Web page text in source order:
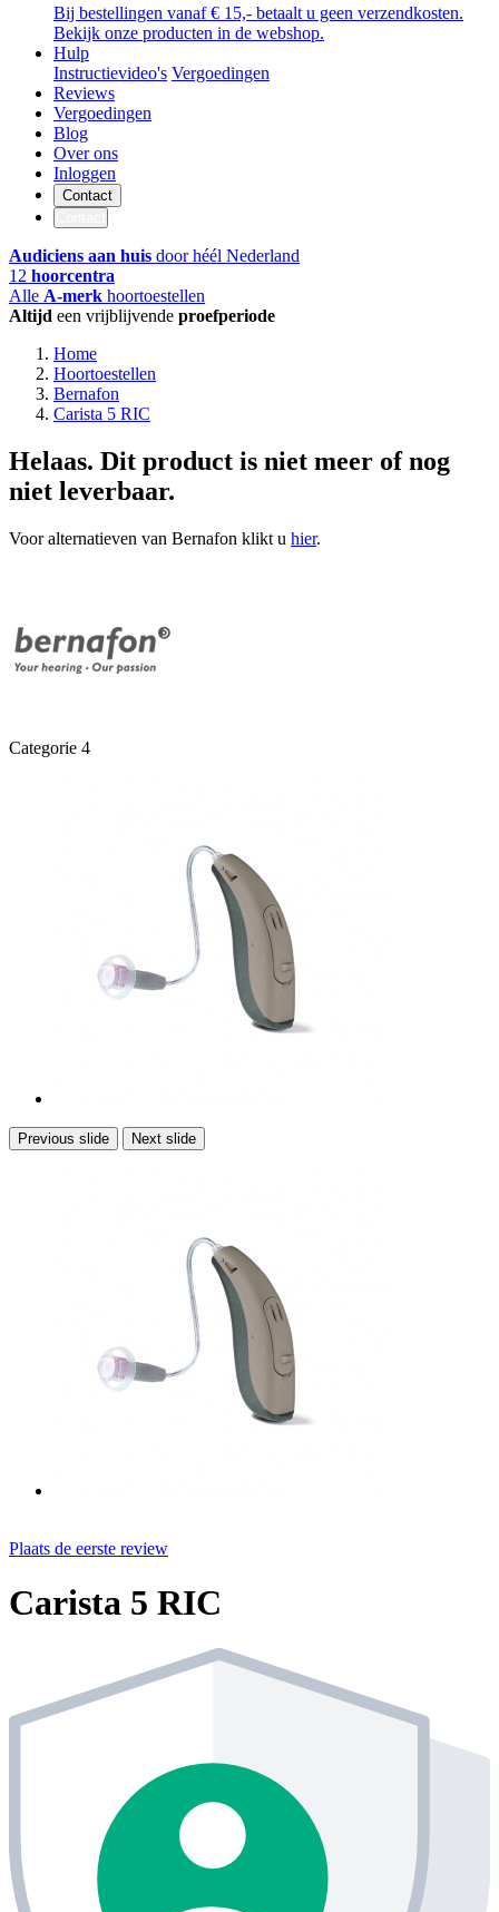
Bij bestellingen vanaf € 15,- betaalt u geen verzendkosten.
Bekijk onze producten in de webshop.
Hulp
Instructievideo's Vergoedingen
Reviews
Vergoedingen
Blog
Over ons
Inloggen
Contact
Audiciens aan huis door héél Nederland
12 hoorcentra
Alle A-merk hoortoestellen
Altijd een vrijblijvende proefperiode
Home
Hoortoestellen
Bernafon
Carista 5 RIC
Helaas. Dit product is niet meer of nog
niet leverbaar.
Voor alternatieven van Bernafon klikt u hier.
Categorie 4
Previous slide Next slide
Plaats de eerste review
Carista 5 RIC